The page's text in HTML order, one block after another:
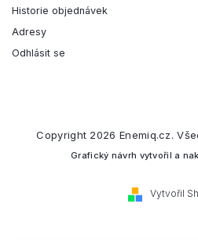
Historie objednávek
Adresy
Odhlásit se
Vytvořil
Copyright 2026 Enemiq.cz.
Grafický návrh vytvořil a